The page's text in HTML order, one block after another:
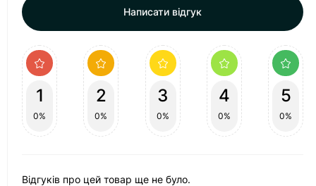
Написати відгук
1
0%
2
0%
3
0%
4
0%
5
0%
Відгуків про цей товар ще не було.